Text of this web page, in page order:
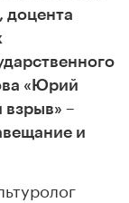
доцента
«Юрий
взрыв» –
и